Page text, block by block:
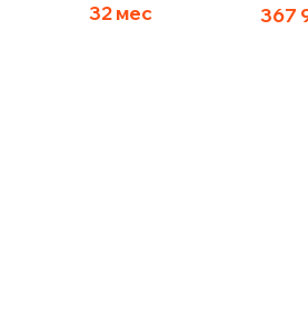
32 мес 367